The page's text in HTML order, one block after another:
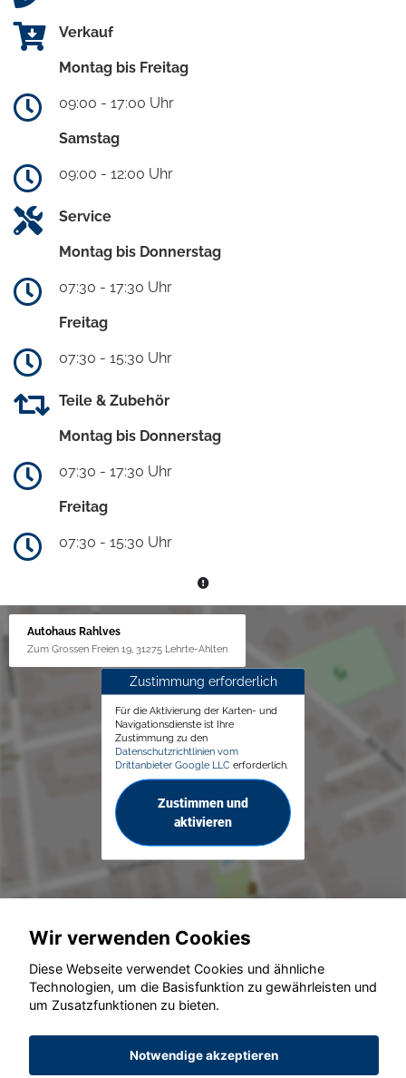
Verkauf
Montag bis Freitag
09:00 - 17:00 Uhr
Samstag
09:00 - 12:00 Uhr
Service
Montag bis Donnerstag
07:30 - 17:30 Uhr
Freitag
07:30 - 15:30 Uhr
Teile & Zubehör
Montag bis Donnerstag
07:30 - 17:30 Uhr
Freitag
07:30 - 15:30 Uhr
Autohaus Rahlves
Zum Grossen Freien 19, 31275 Lehrte-Ahlten
Zustimmung erforderlich
Für die Aktivierung der Karten- und
Navigationsdienste ist Ihre
Zustimmung zu den
Datenschutzrichtlinien vom
Drittanbieter Google LLC erforderlich.
Zustimmen und
aktivieren
Wir verwenden Cookies
Diese Webseite verwendet Cookies und ähnliche
Technologien, um die Basisfunktion zu gewährleisten und
um Zusatzfunktionen zu bieten.
Notwendige akzeptieren